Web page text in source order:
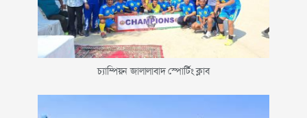
চ্যাম্পিয়ন জালালাবাদ স্পোর্টিং ক্লাব